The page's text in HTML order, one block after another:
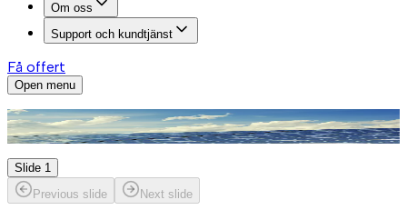
Om oss
Support och kundtjänst
Få offert
Open menu
Slide 1
Previous slide
Next slide